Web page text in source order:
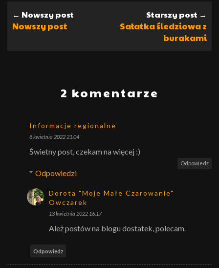
← Nowszy post
Nowszy post
Starszy post →
Sałatka śledziowa z
burakami
2 komentarze
Informacje regionalne
8 kwietnia 2022 21:04
Świetny post, czekam na więcej :)
Odpowiedz
Odpowiedzi
Dorota "Moje Małe Czarowanie"
Owczarek
13 kwietnia 2022 16:17
Ależ postów na blogu dostatek, polecam.
Odpowiedz